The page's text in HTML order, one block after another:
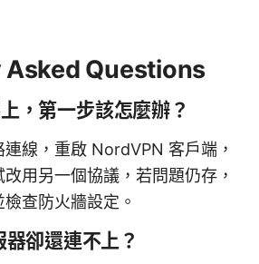
Questions
，第一步該怎麼辦？
線，重啟 NordVPN 客戶端，
用另一個協議，若問題仍存，
查防火牆設定。
卻還連不上？